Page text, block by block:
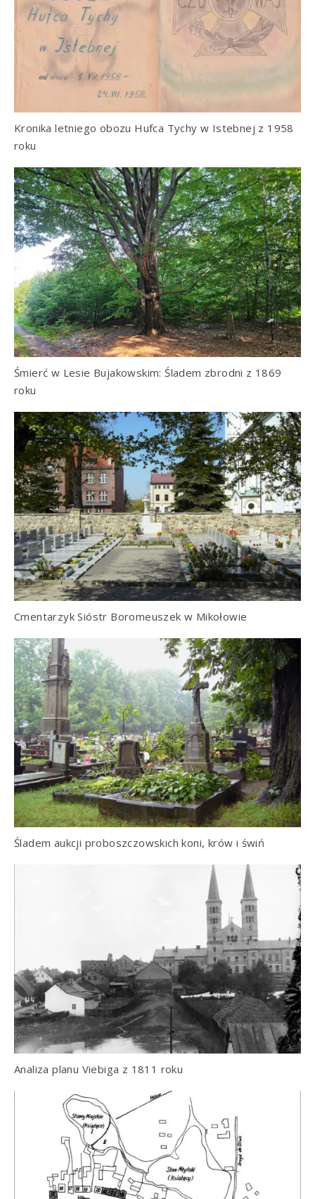
Kronika letniego obozu Hufca Tychy w Istebnej z 1958
roku
Śmierć w Lesie Bujakowskim: Śladem zbrodni z 1869
roku
Cmentarzyk Sióstr Boromeuszek w Mikołowie
Śladem aukcji proboszczowskich koni, krów i świń
Analiza planu Viebiga z 1811 roku